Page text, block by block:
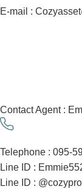
E-mail :
Contact Agent :
Telephone : 095-
Line ID :
Line ID :